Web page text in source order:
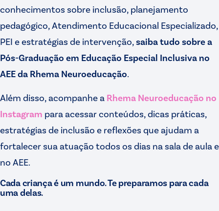
conhecimentos sobre inclusão, planejamento
pedagógico, Atendimento Educacional Especializado,
PEI e estratégias de intervenção,saiba tudo sobre a
Pós-Graduação em Educação Especial Inclusiva no
AEE da Rhema Neuroeducação.
Além disso, acompanhe a Rhema Neuroeducação no
Instagram para acessar conteúdos, dicas práticas,
estratégias de inclusão e reflexões que ajudam a
fortalecer sua atuação todos os dias na sala de aula e
no AEE.
Cada criança é um mundo. Te preparamos para cada
uma delas.